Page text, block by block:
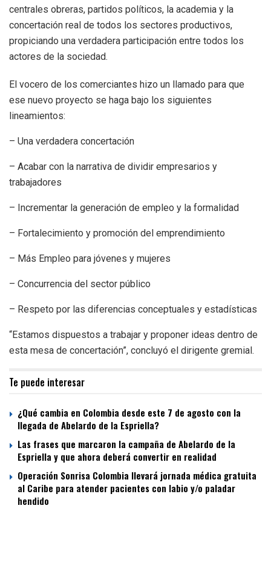
centrales obreras, partidos políticos, la academia y la
concertación real de todos los sectores productivos,
propiciando una verdadera participación entre todos los
actores de la sociedad.
El vocero de los comerciantes hizo un llamado para que
ese nuevo proyecto se haga bajo los siguientes
lineamientos:
– Una verdadera concertación
– Acabar con la narrativa de dividir empresarios y
trabajadores
– Incrementar la generación de empleo y la formalidad
– Fortalecimiento y promoción del emprendimiento
– Más Empleo para jóvenes y mujeres
– Concurrencia del sector público
– Respeto por las diferencias conceptuales y estadísticas
“Estamos dispuestos a trabajar y proponer ideas dentro de
esta mesa de concertación”, concluyó el dirigente gremial.
Te puede interesar
¿Qué cambia en Colombia desde este 7 de agosto con la
llegada de Abelardo de la Espriella?
Las frases que marcaron la campaña de Abelardo de la
Espriella y que ahora deberá convertir en realidad
Operación Sonrisa Colombia llevará jornada médica gratuita
al Caribe para atender pacientes con labio y/o paladar
hendido